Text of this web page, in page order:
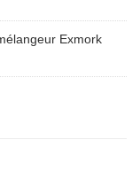
Exmork